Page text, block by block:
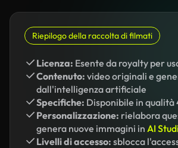
Riepilogo della raccolta di filmati
Licenza: Esente da royalty per
Contenuto: video originali e
dall'intelligenza artificiale
Specifiche: Disponibile in qualità
Personalizzazione: rielabora
genera nuove immagini in AI
Livelli di accesso: sblocca